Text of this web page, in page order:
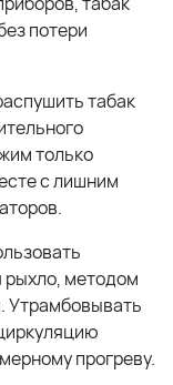
потери
табак
только
с лишним
рыхло, методом
Утрамбовывать
прогреву.